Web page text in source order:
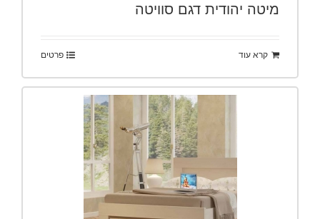
מיטה יהודית דגם סוויטה
קרא עוד פרטים